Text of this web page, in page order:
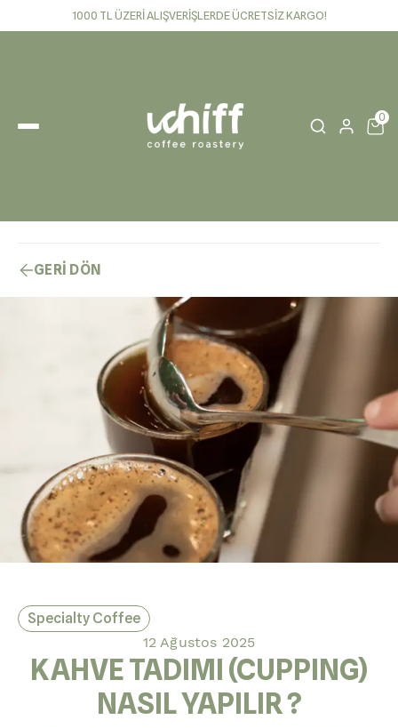
1000 TL ÜZERİ ALIŞVERİŞLERDE ÜCRETSİZ KARGO!
0
GERİ DÖN
Specialty Coffee
12 Ağustos 2025
KAHVE TADIMI (CUPPING)
NASIL YAPILIR ?